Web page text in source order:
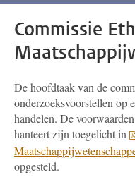
Commissie
De hoofdtaak van de
onderzoeksvoorstellen op
handelen. De
hanteert zijn toegelicht in
opgesteld.